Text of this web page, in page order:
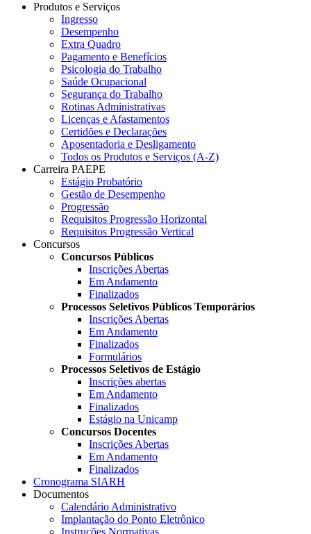
Produtos e Serviços
Ingresso
Desempenho
Extra Quadro
Pagamento e Benefícios
Psicologia do Trabalho
Saúde Ocupacional
Segurança do Trabalho
Rotinas Administrativas
Licenças e Afastamentos
Certidões e Declarações
Aposentadoria e Desligamento
Todos os Produtos e Serviços (A-Z)
Carreira PAEPE
Estágio Probatório
Gestão de Desempenho
Progressão
Requisitos Progressão Horizontal
Requisitos Progressão Vertical
Concursos
Concursos Públicos
Inscrições Abertas
Em Andamento
Finalizados
Processos Seletivos Públicos Temporários
Inscrições Abertas
Em Andamento
Finalizados
Formulários
Processos Seletivos de Estágio
Inscrições abertas
Em Andamento
Finalizados
Estágio na Unicamp
Concursos Docentes
Inscrições Abertas
Em Andamento
Finalizados
Cronograma SIARH
Documentos
Calendário Administrativo
Implantação do Ponto Eletrônico